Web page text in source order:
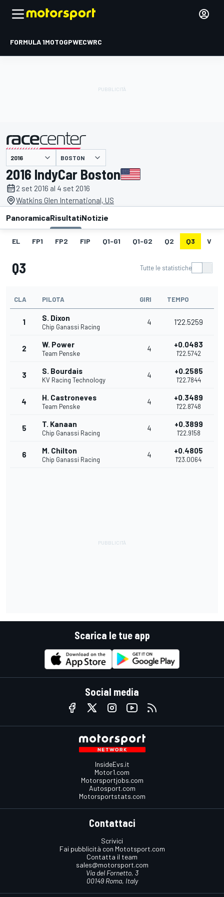
FORMULA 1MOTOGPWECWRC
presentato da BOSTON
2016 IndyCar Boston
2 set 2016 al 4 set 2016
Watkins Glen International, US
PanoramicaRisultatiNotizie
EL FP1 FP2 FIP Q1-G1 Q1-G2 Q2 Q3 V
Q3 Tutte le statistiche
CLA PILOTA GIRI TEMPO
1 S. Dixon
Chip Ganassi Racing
4 1'22.5259
2 W. Power
Team Penske
4 +0.0483
1'22.5742
3 S. Bourdais
KV Racing Technology
4 +0.2585
1'22.7844
4 H. Castroneves
Team Penske
4 +0.3489
1'22.8748
5 T. Kanaan
Chip Ganassi Racing
4 +0.3899
1'22.9158
6 M. Chilton
Chip Ganassi Racing
4 +0.4805
1'23.0064
Scarica le tue app
Social media
InsideEvs.it
Motor1.com
Motorsportjobs.com
Autosport.com
Motorsportstats.com
Contattaci
Scrivici
Fai pubblicità con Mototsport.com
Contatta il team
sales@motorsport.com
Via del Fornetto, 3
00149 Roma, Italy